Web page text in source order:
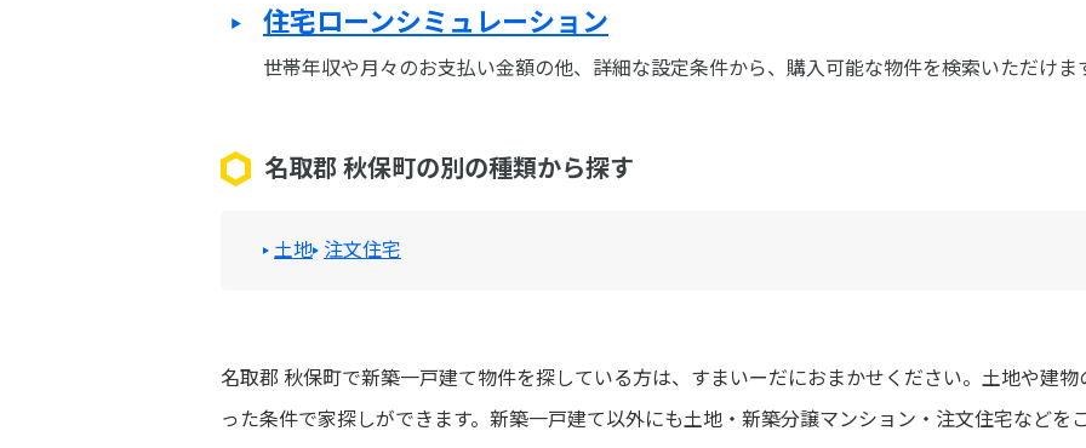
住宅ローンシミュレーション
世帯年収や月々のお支払い金額の他、詳細な設定条件から、購入可能な物件を検索いただけま
名取郡 秋保町の別の種類から探す
土地 注文住宅
名取郡 秋保町で新築一戸建て物件を探している方は、すまいーだにおまかせください。土地や建
った条件で家探しができます。新築一戸建て以外にも土地・新築分譲マンション・注文住宅などを